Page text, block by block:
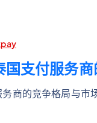
支付服务
商的竞争格局与市